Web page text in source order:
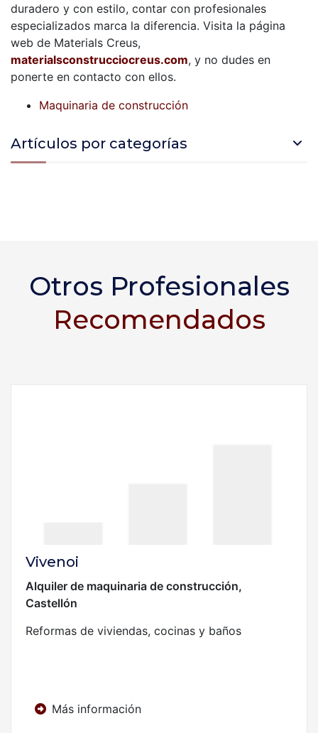
duradero y con estilo, contar con profesionales
especializados marca la diferencia. Visita la página
web de Materials Creus,
materialsconstrucciocreus.com, y no dudes en
ponerte en contacto con ellos.
Maquinaria de construcción
Artículos por categorías
Otros Profesionales
Recomendados
Vivenoi
Alquiler de maquinaria de construcción,
Castellón
Reformas de viviendas, cocinas y baños
Más información